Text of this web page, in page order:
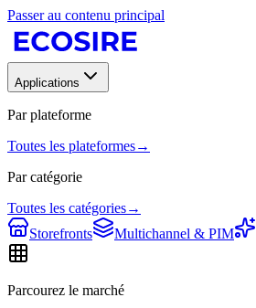
Passer au contenu principal
Applications
Par plateforme
Toutes les plateformes→
Par catégorie
Toutes les catégories→
Storefronts
Multichannel & PIM
Parcourez le marché